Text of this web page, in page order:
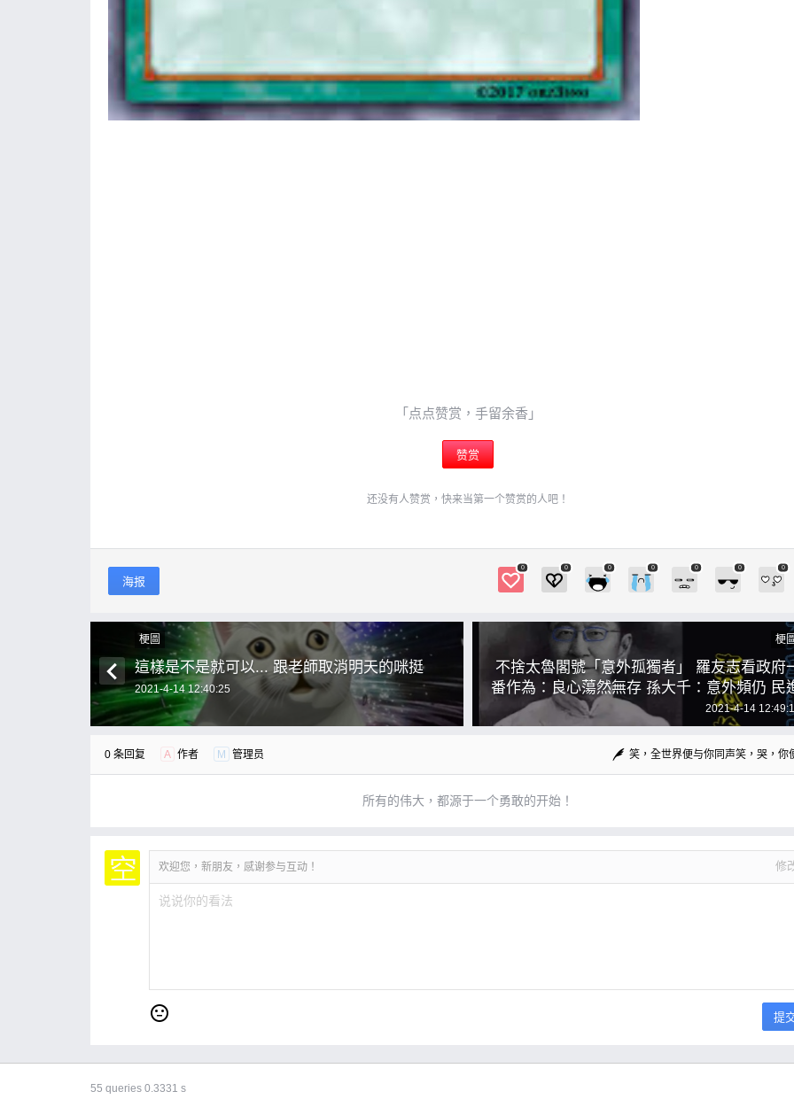
「点点赞赏，手留余香」
赞赏
还没有人赞赏，快来当第一个赞赏的人吧！
海报
0 0 0 0 0 0 0
梗圖
這樣是不是就可以... 跟老師取消明天的咪挺
2021-4-14 12:40:25
梗
不捨太魯閣號「意外孤獨者」 羅友志看政府
番作為：良心蕩然無存 孫大千：意外頻仍 民
黨已忘疾民所疾苦民所苦怎麼寫 3月台灣出口
佔4成 羅智強：民進黨每天罵人舔共 原來蔡英
更舔 #香菜拿鐵咖
2021-4-14
0 条回复 A 作者 M 管理员 笑，全世界便与你同声笑，哭，你
所有的伟大，都源于一个勇敢的开始！
欢迎您，新朋友，感谢参与互动！ 修
提
55 queries 0.3331 s